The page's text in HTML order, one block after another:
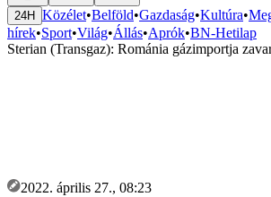
24H Közélet•Belföld•Gazdaság•Kultúra•
hírek•Sport•Világ•Állás•Aprók•BN-Hetilap
Sterian (Transgaz): Románia gázimportja
2022. április 27., 08:23